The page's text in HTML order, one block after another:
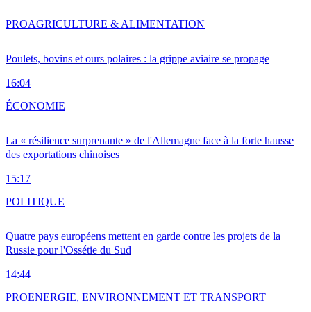
Poulets, bovins et ours polaires : la grippe aviaire se propage
16:04
PROAGRICULTURE & ALIMENTATION
La « résilience surprenante » de l'Allemagne face à la forte hausse
des exportations chinoises
15:17
ÉCONOMIE
Quatre pays européens mettent en garde contre les projets de la
Russie pour l'Ossétie du Sud
14:44
POLITIQUE
PROENERGIE, ENVIRONNEMENT ET TRANSPORT